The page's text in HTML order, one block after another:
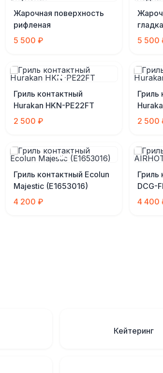
Жарочная поверхность
рифленая
5 500 ₽
5 500
Гриль контактный
Hurakan HKN-PE22FT
2 500 ₽
Гриль
2 500
Гриль контактный Ecolun
Majestic (E1653016)
4 200 ₽
Гриль
DCG-
4 400
Кейтеринг